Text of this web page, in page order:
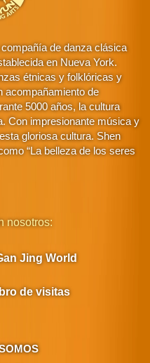
de danza clásica
en Nueva York.
étnicas y folklóricas y
acompañamiento de
5000 años, la cultura
Con impresionante música y
gloriosa cultura. Shen
“La belleza de los seres
nosotros:
Jing World
de visitas